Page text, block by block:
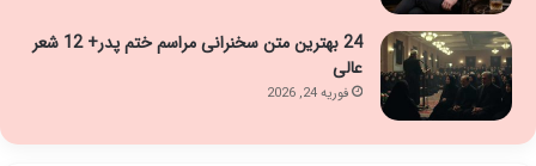
24 بهترین متن سخنرانی مراسم ختم پدر+ 12 شعر
عالی
فوریه 24, 2026